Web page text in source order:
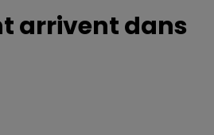
arrivent dans